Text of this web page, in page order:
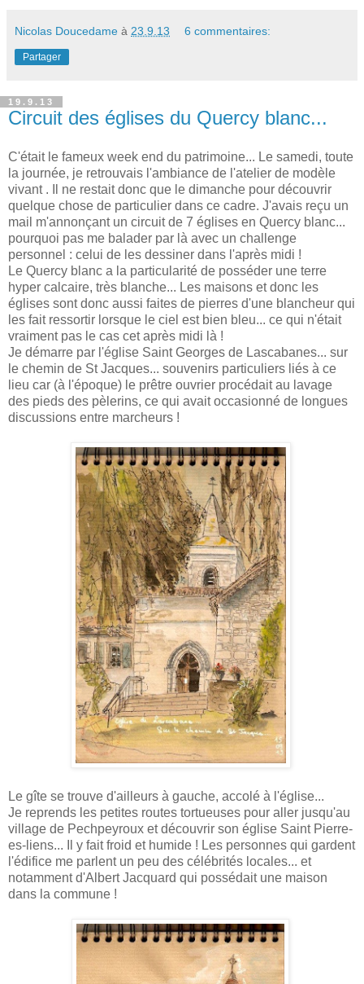
Nicolas Doucedame à 23.9.13 6 commentaires:
Partager
19.9.13
Circuit des églises du Quercy blanc...
C'était le fameux week end du patrimoine... Le samedi, toute
la journée, je retrouvais l'ambiance de l'atelier de modèle
vivant . Il ne restait donc que le dimanche pour découvrir
quelque chose de particulier dans ce cadre. J'avais reçu un
mail m'annonçant un circuit de 7 églises en Quercy blanc...
pourquoi pas me balader par là avec un challenge
personnel : celui de les dessiner dans l'après midi !
Le Quercy blanc a la particularité de posséder une terre
hyper calcaire, très blanche... Les maisons et donc les
églises sont donc aussi faites de pierres d'une blancheur qui
les fait ressortir lorsque le ciel est bien bleu... ce qui n'était
vraiment pas le cas cet après midi là !
Je démarre par l'église Saint Georges de Lascabanes... sur
le chemin de St Jacques... souvenirs particuliers liés à ce
lieu car (à l'époque) le prêtre ouvrier procédait au lavage
des pieds des pèlerins, ce qui avait occasionné de longues
discussions entre marcheurs !
Le gîte se trouve d'ailleurs à gauche, accolé à l'église...
Je reprends les petites routes tortueuses pour aller jusqu'au
village de Pechpeyroux et découvrir son église Saint Pierre-
es-liens... Il y fait froid et humide ! Les personnes qui gardent
l'édifice me parlent un peu des célébrités locales... et
notamment d'Albert Jacquard qui possédait une maison
dans la commune !